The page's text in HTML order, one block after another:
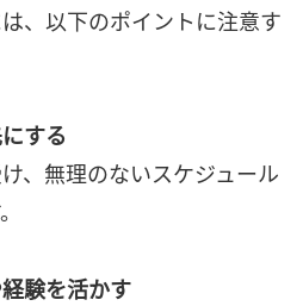
、以下のポイントに注意す
する
、無理のないスケジュール
験を活かす